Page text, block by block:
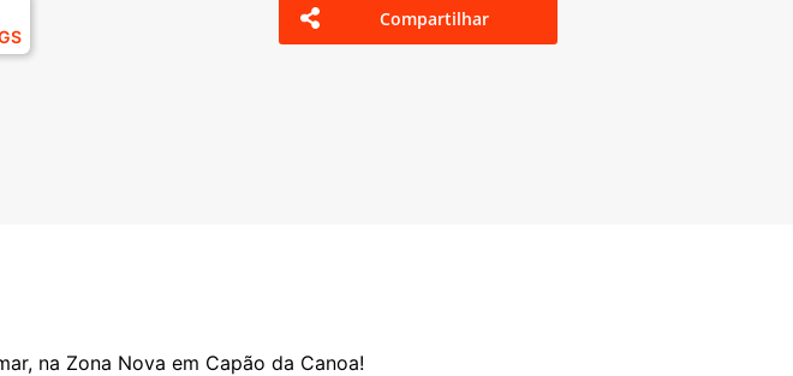
Compartilhar
na Zona Nova em Capão da Canoa!